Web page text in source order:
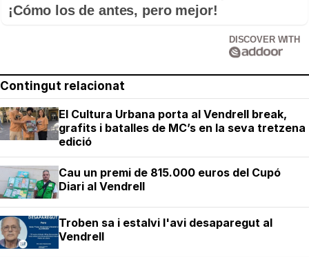
¡Cómo los de antes, pero mejor!
DISCOVER WITH
Contingut relacionat
El Cultura Urbana porta al Vendrell break,
grafits i batalles de MC’s en la seva tretzena
edició
Cau un premi de 815.000 euros del Cupó
Diari al Vendrell
Troben sa i estalvi l'avi desaparegut al
Vendrell